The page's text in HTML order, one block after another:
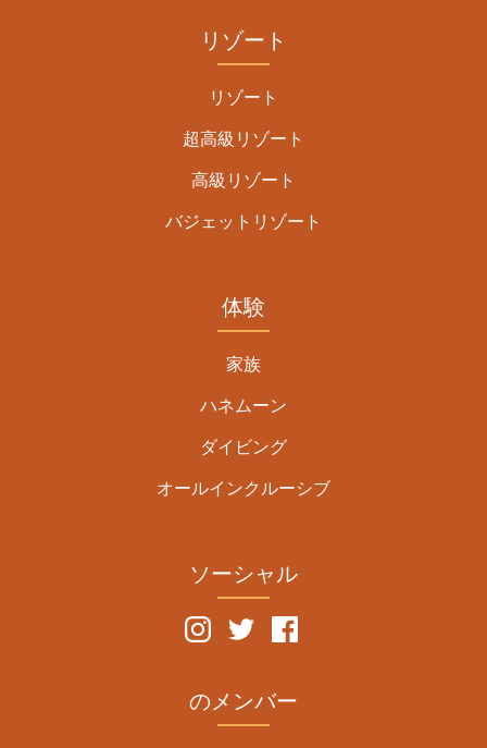
リゾート
リゾート
超高級リゾート
高級リゾート
バジェットリゾート
体験
家族
ハネムーン
ダイビング
オールインクルーシブ
ソーシャル
のメンバー